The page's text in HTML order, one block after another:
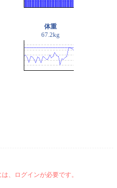
体重
67.2kg
、ログインが必要です。